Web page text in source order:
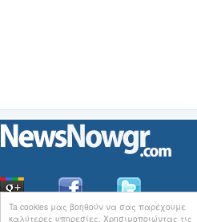
Ta cookies μας βοηθούν να σας παρέχουμε
καλύτερες υπηρεσίες. Χρησιμοποιώντας τις